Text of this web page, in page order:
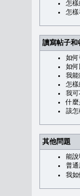
怎樣
怎樣
讀寫帖子和
如何
如何
我能
怎樣
我可
什麼
該怎
其他問題
能說
普通
我